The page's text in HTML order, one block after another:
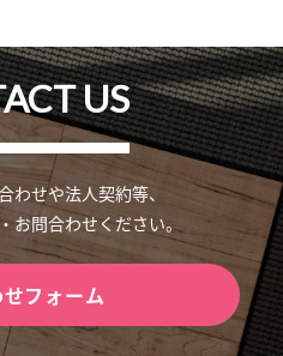
US
わせや法人契約等、
お問合わせください。
フォーム